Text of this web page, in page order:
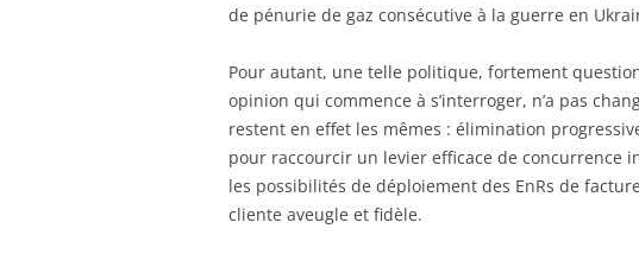
de pénurie de gaz consécutive à la guerre en
Pour autant, une telle politique, fortement
opinion qui commence à s’interroger, n’a pas
restent en effet les mêmes : élimination
pour raccourcir un levier efficace de concurrence
les possibilités de déploiement des EnRs de
cliente aveugle et fidèle.